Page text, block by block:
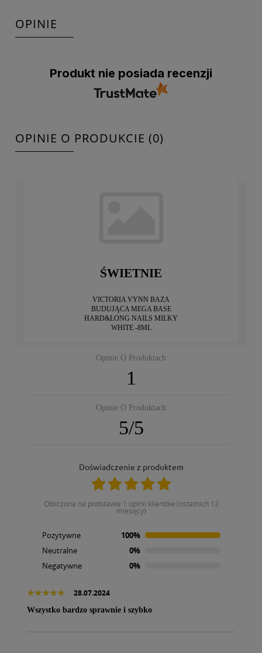
OPINIE
Produkt nie posiada recenzji
OPINIE O PRODUKCIE (0)
ŚWIETNIE
VICTORIA VYNN BAZA
BUDUJĄCA MEGA BASE
HARD&LONG NAILS MILKY
WHITE -8ML
Opinie O Produktach
1
Opinie O Produktach
5/5
Doświadczenie z produktem
obliczona na podstawie 1 opinii klientów (ostatnich 12
miesięcy)
Pozytywne
100%
Neutralne
0%
Negatywne
0%
28.07.2024
Wszystko bardzo sprawnie i szybko